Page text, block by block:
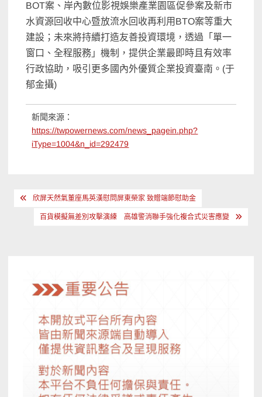
BOT案、岸內數位影視娛樂產業園區促參案及新市
水資源回收中心暨放流水回收再利用BTO案等重大
建設；未來將持續打造友善投資環境，透過「單一
窗口、全程服務」機制，提供企業最即時且有效率
行政協助，吸引更多國內外優質企業投資臺南。(于
郁金攝)
新聞來源：
https://twpowernews.com/news_pagein.php?
iType=1004&n_id=292479
文 欣屏天然氣董座馬英漢慰問屏東榮家 致贈端節慰助金
百貨模擬無差別攻擊演練 高雄警消聯手強化複合式災害應變